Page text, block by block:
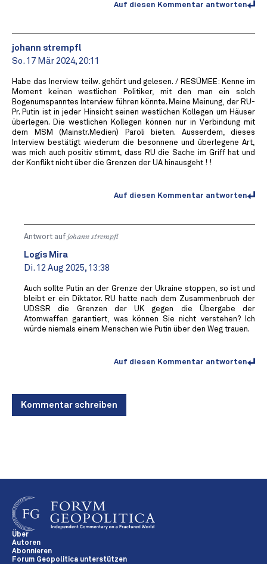
Auf diesen Kommentar antworten
johann strempfl
So. 17 Mär 2024, 20:11
Habe das Inerview teilw. gehört und gelesen. / RESÜMEE: Kenne im
Moment keinen westlichen Politiker, mit den man ein solch
Bogenumspanntes Interview führen könnte. Meine Meinung, der RU-
Pr. Putin ist in jeder Hinsicht seinen westlichen Kollegen um Häuser
überlegen. Die westlichen Kollegen können nur in Verbindung mit
dem MSM (Mainstr.Medien) Paroli bieten. Ausserdem, dieses
Interview bestätigt wiederum die besonnene und überlegene Art,
was mich auch positiv stimmt, dass RU die Sache im Griff hat und
der Konflikt nicht über die Grenzen der UA hinausgeht ! !
Auf diesen Kommentar antworten
Antwort auf johann strempfl
Logis Mira
Di. 12 Aug 2025, 13:38
Auch sollte Putin an der Grenze der Ukraine stoppen, so ist und
bleibt er ein Diktator. RU hatte nach dem Zusammenbruch der
UDSSR die Grenzen der UK gegen die Übergabe der
Atomwaffen garantiert, was können Sie nicht verstehen? Ich
würde niemals einem Menschen wie Putin über den Weg trauen.
Auf diesen Kommentar antworten
Kommentar schreiben
Über
Autoren
Abonnieren
Forum Geopolitica unterstützen